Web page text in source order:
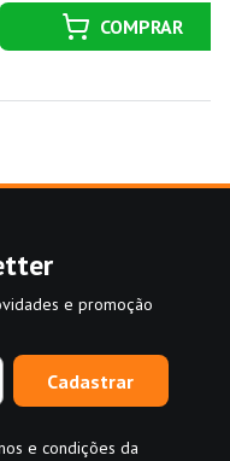
COMPRAR
e promoção
Cadastrar
e condições da